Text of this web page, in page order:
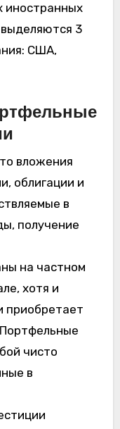
иностранных
3
США,
вложения
облигации и
в
получение
на частном
хотя и
приобретает
чисто
в